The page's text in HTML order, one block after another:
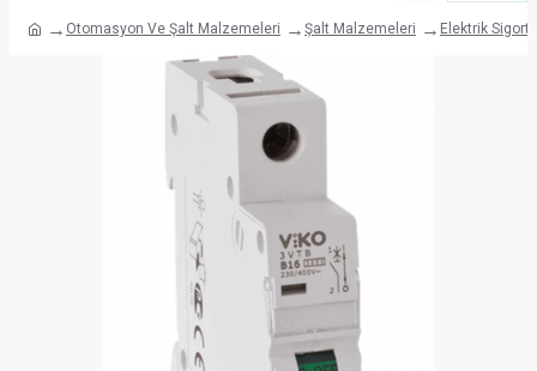
Otomasyon Ve Şalt Malzemeleri Şalt Malzemeleri Elektrik